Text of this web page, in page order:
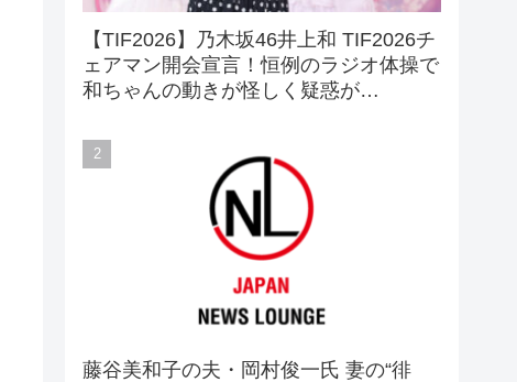
【TIF2026】乃木坂46井上和 TIF2026チ
ェアマン開会宣言！恒例のラジオ体操で
和ちゃんの動きが怪しく疑惑が…
藤谷美和子の夫・岡村俊一氏 妻の“徘